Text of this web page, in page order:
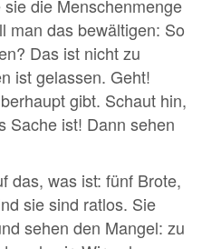
die Menschenmenge
man das bewältigen: So
Das ist nicht zu
ist gelassen. Geht!
gibt. Schaut hin,
Sache ist! Dann sehen
das, was ist: fünf Brote,
sie sind ratlos. Sie
sehen den Mangel: zu